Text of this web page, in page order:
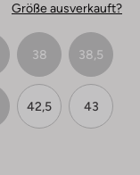
Größe ausverkauft?
38 38,5
42,5 43